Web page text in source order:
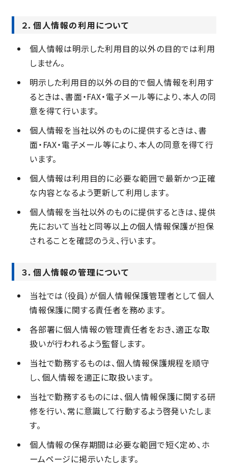
２．個人情報の利用について
個人情報は明示した利用目的以外の目的では利用
しません。
明示した利用目的以外の目的で個人情報を利用す
るときは、書面・FAX・電子メール等により、本人の同
意を得て行います。
個人情報を当社以外のものに提供するときは、書
面・FAX・電子メール等により、本人の同意を得て行
います。
個人情報は利用目的に必要な範囲で最新かつ正確
な内容となるよう更新して利用します。
個人情報を当社以外のものに提供するときは、提供
先において当社と同等以上の個人情報保護が担保
されることを確認のうえ、行います。
３．個人情報の管理について
当社では（役員）が個人情報保護管理者として個人
情報保護に関する責任者を務めます。
各部署に個人情報の管理責任者をおき、適正な取
扱いが行われるよう監督します。
当社で勤務するものは、個人情報保護規程を順守
し、個人情報を適正に取扱います。
当社で勤務するものには、個人情報保護に関する研
修を行い、常に意識して行動するよう啓発いたしま
す。
個人情報の保存期間は必要な範囲で短く定め、ホ
ームページに掲示いたします。